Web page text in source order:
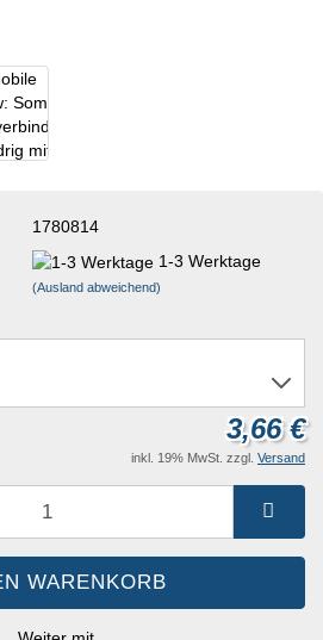
1780814
1-3 Werktage
(Ausland abweichend)
3,66 €
inkl. 19% MwSt. zzgl. Versand